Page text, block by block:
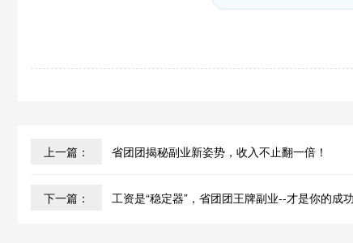
上一篇： 省团团揭秘副业新姿势，收入不止翻一倍！
下一篇： 工资是“稳定器”，省团团王牌副业--才是你的成功